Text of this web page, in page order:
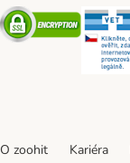
Security
O zoohit Kariéra